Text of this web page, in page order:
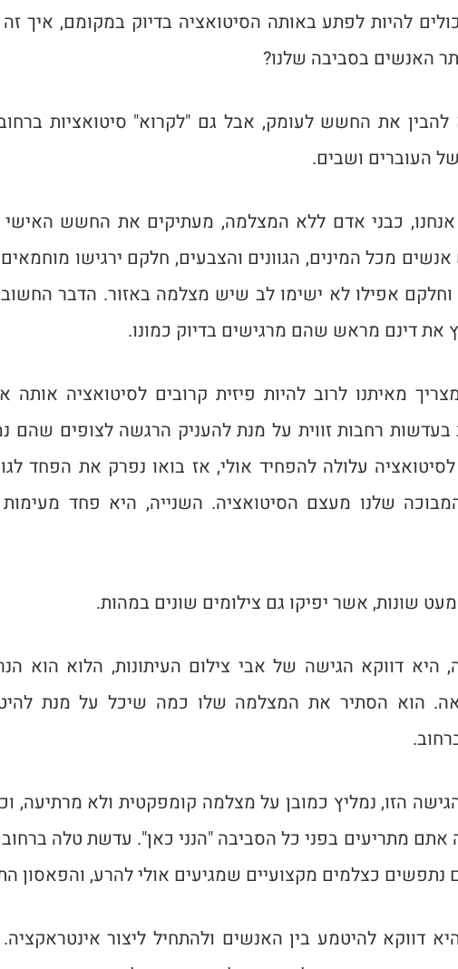
להיות לפתע באותה הסיטואציה בדיוק במקומם, איך
האנשים בסביבה שלנו?
להבין את החשש לעומק, אבל גם "לקרוא" סיטואציות
העוברים ושבים.
אנחנו, כבני אדם ללא המצלמה, מעתיקים את החשש
אנשים מכל המינים, הגוונים והצבעים, חלקם ירגישו
אפילו לא ישימו לב שיש מצלמה באזור. הדבר
את דינם מראש שהם מרגישים בדיוק כמונו.
מאיתנו לרוב להיות פיזית קרובים לסיטואציה
רחבות זווית על מנת להעניק הרגשה לצופים שהם
עלולה להפחיד אולי, אז בואו נפרק את הפחד
שלנו מעצם הסיטואציה. השנייה, היא פחד
שונות, אשר יפיקו גם צילומים שונים במהות.
היא דווקא הגישה של אבי צילום העיתונות, הלוא הוא
הוא הסתיר את המצלמה שלו כמה שיכל על מנת
הזו, נמליץ כמובן על מצלמה קומפקטית ולא מרתיעה,
אתם מתריעים בפני כל הסביבה "הנני כאן". עדשת טלה
כצלמים מקצועיים שמגיעים אולי להרע, והפאסון
דווקא להיטמע בין האנשים ולהתחיל ליצור